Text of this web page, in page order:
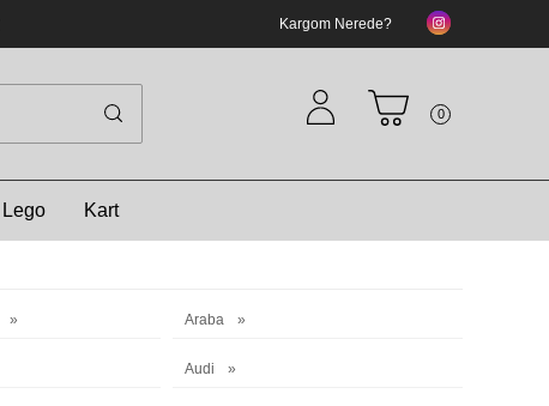
Kargom Nerede?
0
Lego Kart
Araba
Audi